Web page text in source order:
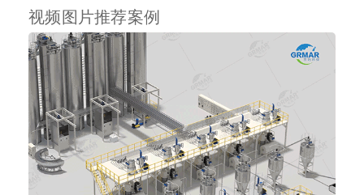
视频图片推荐案例